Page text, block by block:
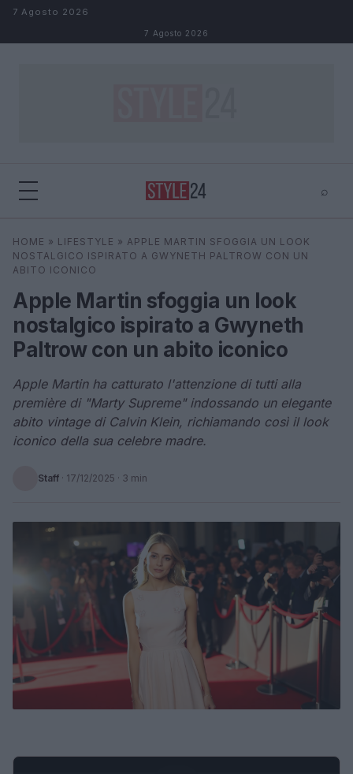
Salta al contenuto
7 Agosto 2026
7 Agosto 2026
⌕
Cerca ⌕
HOME » LIFESTYLE » APPLE MARTIN SFOGGIA UN LOOK
NOSTALGICO ISPIRATO A GWYNETH PALTROW CON UN
ABITO ICONICO
Apple Martin sfoggia un look
nostalgico ispirato a Gwyneth
Paltrow con un abito iconico
Apple Martin ha catturato l'attenzione di tutti alla
première di "Marty Supreme" indossando un elegante
abito vintage di Calvin Klein, richiamando così il look
iconico della sua celebre madre.
Staff · 17/12/2025 · 3 min